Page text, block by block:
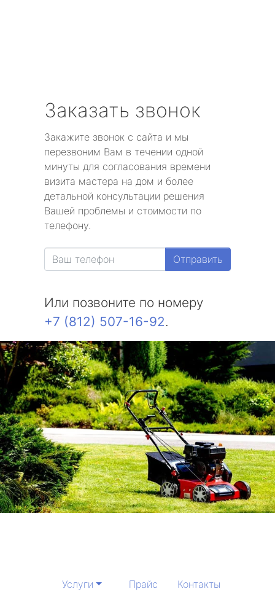
Заказать звонок
Закажите звонок с сайта и мы
перезвоним Вам в течении одной
минуты для согласования времени
визита мастера на дом и более
детальной консультации решения
Вашей проблемы и стоимости по
телефону.
Отправить
Или позвоните по номеру
+7 (812) 507-16-92.
Услуги Прайс Контакты